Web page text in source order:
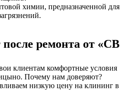
химии, предназначенной для
ремонта от «СВ
клиентам комфортные условия
Почему нам доверяют?
низкую цену на клининг в